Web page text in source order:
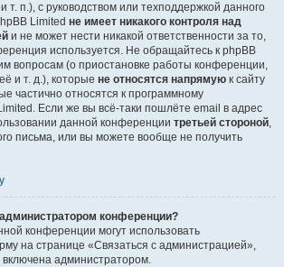
т. п.), с руководством или техподдержкой данного
Limited не имеет никакого контроля над
и не может нести никакой ответственности за то,
используется. Не обращайтесь к phpBB
вопросам (о приостановке работы конференции,
и т. д.), которые не относятся напрямую к сайту
частично относятся к программному
Если же вы всё-таки пошлёте email в адрес
данной конференции третьей стороной,
письма, или вы можете вообще не получить
конференции?
конференции могут использовать
на странице «Связаться с администрацией»,
администратором.